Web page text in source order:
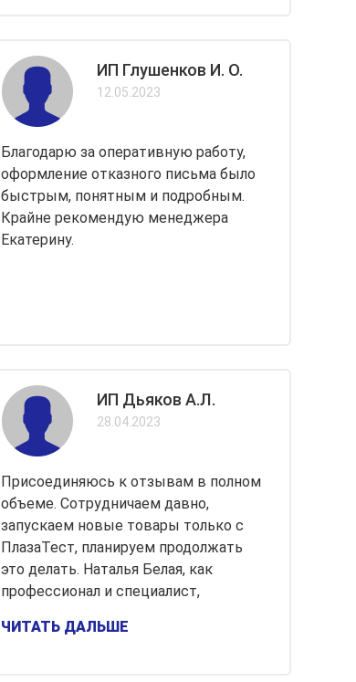
ИП Глушенков И. О.
12.05.2023
Благодарю за оперативную работу,
оформление отказного письма было
быстрым, понятным и подробным.
Крайне рекомендую менеджера
Екатерину.
ИП Дьяков А.Л.
28.04.2023
Присоединяюсь к отзывам в полном
объеме. Сотрудничаем давно,
запускаем новые товары только с
ПлазаТест, планируем продолжать
это делать. Наталья Белая, как
профессионал и специалист,
ЧИТАТЬ ДАЛЬШЕ